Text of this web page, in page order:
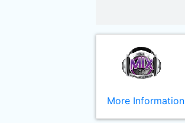
More Information